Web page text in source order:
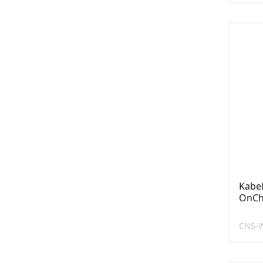
CNS-